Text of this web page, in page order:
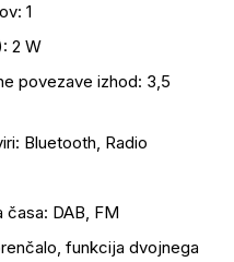
1
2 W
povezave izhod: 3,5
Bluetooth, Radio
časa: DAB, FM
funkcija dvojnega